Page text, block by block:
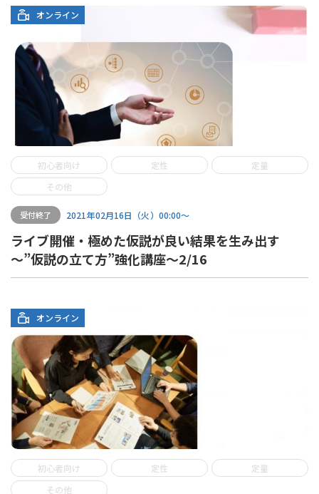
オンライン
初心者向け 定性
定量
その他
受付終了 2021年02月16日（火）00:00〜
ライブ開催・極めた仮説が良い結果を生み出す
～”仮説の立て方”強化講座～2/16
オンライン
初心者向け 定性
定量
その他